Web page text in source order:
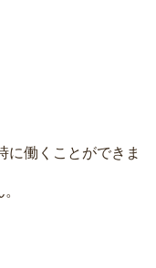
に働くことができま